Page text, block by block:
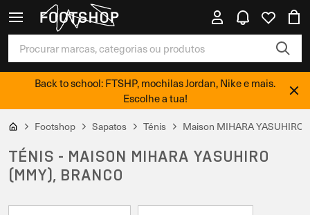
Back to school: FTSHP, mochilas Jordan, Nike e mais.
Escolhe a tua!
Footshop Sapatos Ténis Maison MIHARA YASUHIRO
TÉNIS - MAISON MIHARA YASUHIRO
(MMY), BRANCO